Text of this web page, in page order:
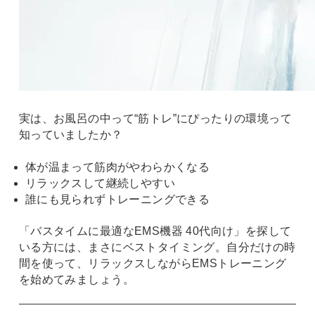
実は、お風呂の中って“筋トレ”にぴったりの環境って
知っていましたか？
体が温まって筋肉がやわらかくなる
リラックスして継続しやすい
誰にも見られずトレーニングできる
「バスタイムに最適なEMS機器 40代向け」を探して
いる方には、まさにベストタイミング。自分だけの時
間を使って、リラックスしながらEMSトレーニング
を始めてみましょう。